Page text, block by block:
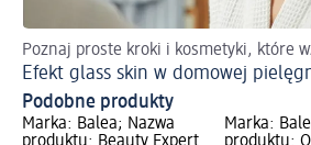
Poznaj proste kroki i kosmetyki, które
Efekt glass skin w domowej
Podobne produkty
Marka: Balea; Nazwa
Marka: